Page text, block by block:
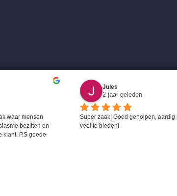
waar mensen
bezitten en
klant. P.S goede
Jules
2 jaar geleden
Super zaak! Goed geholpen,
veel te bieden!